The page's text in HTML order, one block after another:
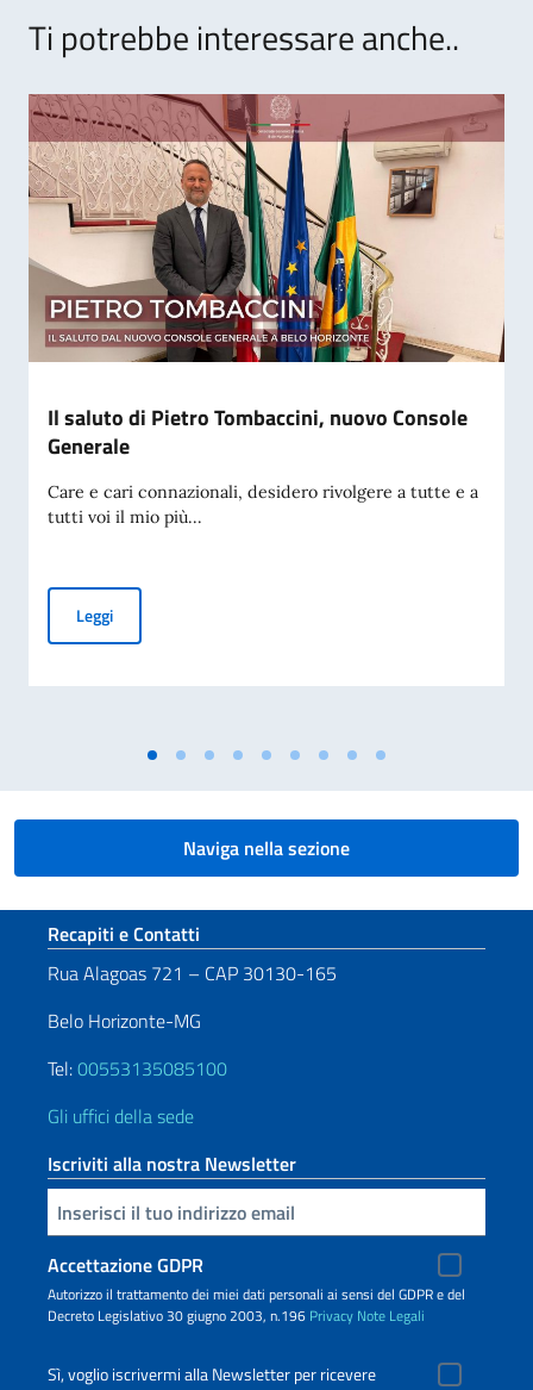
Ti potrebbe interessare anche..
Il saluto di Pietro Tombaccini, nuovo Console
Generale
Care e cari connazionali, desidero rivolgere a tutte e a
tutti voi il mio più...
LeggiIl saluto di Pietro Tombaccini, nuovo Console Generale
Naviga nella sezione
Sezione footer
Recapiti e Contatti
Rua Alagoas 721 – CAP 30130-165
Belo Horizonte-MG
Tel:00553135085100
Gli uffici della sede
Iscriviti alla nostra Newsletter
Inserisci la tua email
Accettazione GDPR
Autorizzo il trattamento dei miei dati personali ai sensi del GDPR e del
Decreto Legislativo 30 giugno 2003, n.196 Privacy Note Legali
Sì, voglio iscrivermi alla Newsletter per ricevere